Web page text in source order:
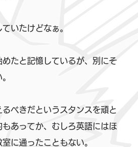
いたけどなぁ。
たと記憶しているが、別にそ
べきだというスタンスを頑と
あってか、むしろ英語にはほ
に通ったこともない。